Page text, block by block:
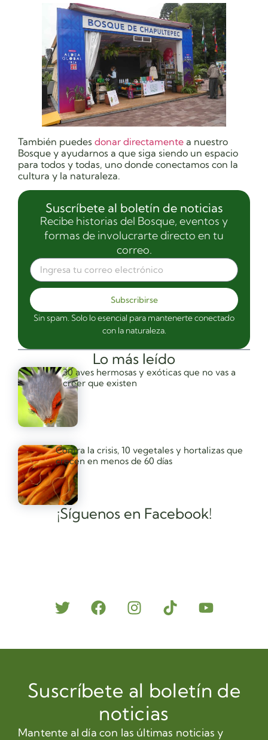
También puedes donar directamente a nuestro
Bosque y ayudarnos a que siga siendo un espacio
para todos y todas, uno donde conectamos con la
cultura y la naturaleza.
¡Síguenos en Facebook!
Lo más leído
30 aves hermosas y exóticas que no vas a
creer que existen
Contra la crisis, 10 vegetales y hortalizas que
crecen en menos de 60 días
Suscríbete al boletín de noticias
Recibe historias del Bosque, eventos y
formas de involucrarte directo en tu
correo.
Subscribirse
Sin spam. Solo lo esencial para mantenerte conectado
con la naturaleza.
Suscríbete al boletín de
noticias
Mantente al día con las últimas noticias y